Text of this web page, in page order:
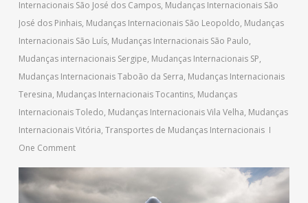
Internacionais São José dos Campos, Mudanças Internacionais São
José dos Pinhais, Mudanças Internacionais São Leopoldo, Mudanças
Internacionais São Luís, Mudanças Internacionais São Paulo,
Mudanças internacionais Sergipe, Mudanças Internacionais SP,
Mudanças Internacionais Taboão da Serra, Mudanças Internacionais
Teresina, Mudanças Internacionais Tocantins, Mudanças
Internacionais Toledo, Mudanças Internacionais Vila Velha, Mudanças
Internacionais Vitória, Transportes de Mudanças Internacionais
One Comment